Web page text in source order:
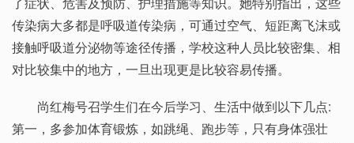
传染病大多都是呼吸道传染病，可通过空气、短距离飞沫或
接触呼吸道分泌物等途径传播，学校这种人员比较密集、相
对比较集中的地方，一旦出现更是比较容易传播。
尚红梅号召学生们在今后学习、生活中做到以下几点:
第一，多参加体育锻炼，如跳绳、跑步等，只有身体强壮